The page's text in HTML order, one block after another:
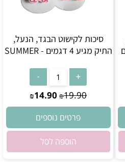
סיכות לקישוט הבגד, הנעל,
התיק מגיע 4 דגמים - SUMMER
₪19.90
₪14.90
פרטים נוספים
הוספה לסל